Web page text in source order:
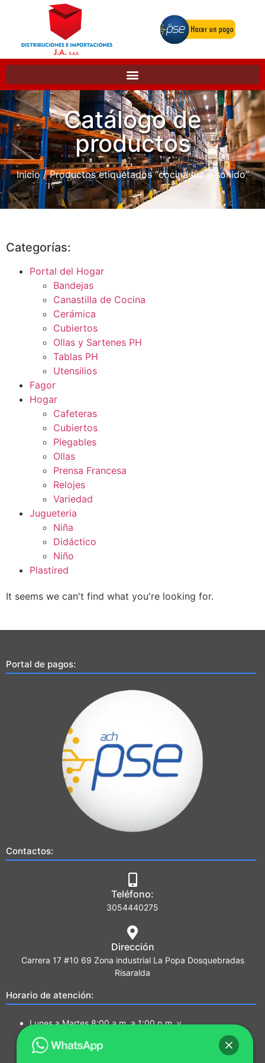
Catálogo de
productos
Inicio/ Productos etiquetados “cocina luz y sonido”
Categorías:
Portal del Hogar
Bandejas
Canastilla de Cocina
Cerámica
Cubiertos
Ollas y Sartenes PH
Tablas PH
Utensilios
Fagor
Hogar
Cafeteras
Cubiertos
Plegables
Ollas
Prensa Francesa
Relojes
Variedad
Jugueteria
Niña
Didáctico
Niño
Plastired
It seems we can't find what you're looking for.
Portal de pagos:
Contactos:
Teléfono:
3054440275
Dirección
Carrera 17 #10 69 Zona industrial La Popa Dosquebradas
Risaralda
Horario de atención:
Lunes a Martes 8:00 a.m. a 1:00 p.m. y
2:00 p.m. a 5:00 p.m.
Miércoles a Jueves 7:00a.m a 1:00 p.m. y